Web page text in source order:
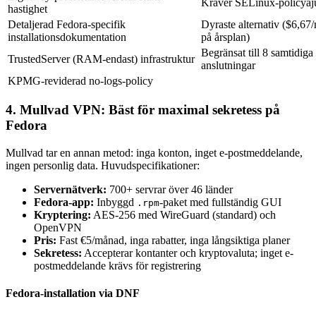
hastighet
Detaljerad Fedora-specifik
installationsdokumentation
Dyraste alternativ ($6,67/
på årsplan)
TrustedServer (RAM-endast) infrastruktur
Begränsat till 8 samtidiga
anslutningar
KPMG-reviderad no-logs-policy
4. Mullvad VPN: Bäst för maximal sekretess på
Fedora
Mullvad tar en annan metod: inga konton, inget e-postmeddelande,
ingen personlig data. Huvudspecifikationer:
Servernätverk: 700+ servrar över 46 länder
Fedora-app: Inbyggd .rpm-paket med fullständig GUI
Kryptering: AES-256 med WireGuard (standard) och
OpenVPN
Pris: Fast €5/månad, inga rabatter, inga långsiktiga planer
Sekretess: Accepterar kontanter och kryptovaluta; inget e-
postmeddelande krävs för registrering
Fedora-installation via DNF